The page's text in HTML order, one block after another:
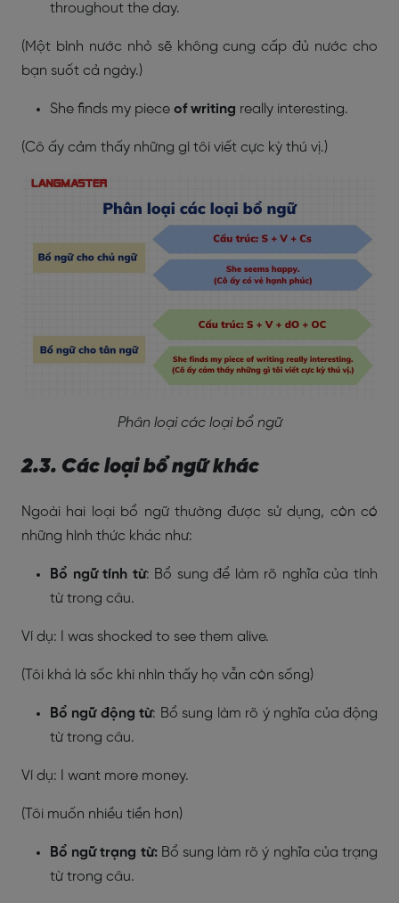
throughout the day.
(Một bình nước nhỏ sẽ không cung cấp đủ nước cho
bạn suốt cả ngày.)
She finds my piece of writing really interesting.
(Cô ấy cảm thấy những gì tôi viết cực kỳ thú vị.)
Phân loại các loại bổ ngữ
2.3. Các loại bổ ngữ khác
Ngoài hai loại bổ ngữ thường được sử dụng, còn có
những hình thức khác như:
Bổ ngữ tính từ: Bổ sung để làm rõ nghĩa của tính
từ trong câu.
Ví dụ: I was shocked to see them alive.
(Tôi khá là sốc khi nhìn thấy họ vẫn còn sống)
Bổ ngữ động từ: Bổ sung làm rõ ý nghĩa của động
từ trong câu.
Ví dụ: I want more money.
(Tôi muốn nhiều tiền hơn)
Bổ ngữ trạng từ:Bổ sung làm rõ ý nghĩa của trạng
từ trong câu.